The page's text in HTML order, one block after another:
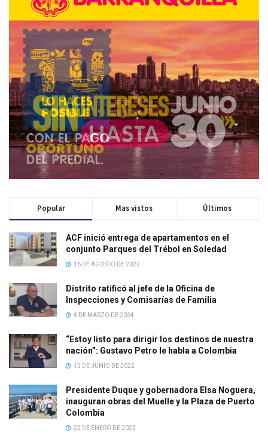
Popular Mas vistos Últimos
ACF inició entrega de apartamentos en el
conjunto Parques del Trébol en Soledad
16 DE AGOSTO DE 2022
Distrito ratificó al jefe de la Oficina de
Inspecciones y Comisarías de Familia
6 DE MARZO DE 2024
“Estoy listo para dirigir los destinos de nuestra
nación”: Gustavo Petro le habla a Colombia
15 DE JUNIO DE 2022
Presidente Duque y gobernadora Elsa Noguera,
inauguran obras del Muelle y la Plaza de Puerto
Colombia
22 DE ENERO DE 2022